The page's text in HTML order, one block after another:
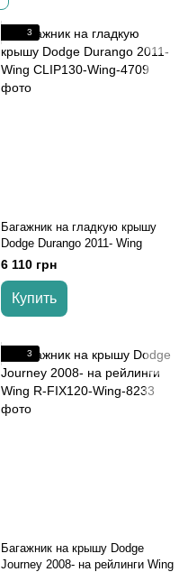
3
Багажник на гладкую крышу
Dodge Durango 2011- Wing
6 110 грн
Купить
3
Багажник на крышу Dodge
Journey 2008- на рейлинги Wing